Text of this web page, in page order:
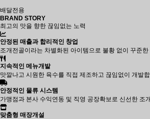
배달전용
BRAND STORY
최고의 맛을 향한 끊임없는 노력
안정된 매출과 합리적인 창업
조개전골이라는 차별화된 아이템으로 불황 없이 꾸준한
지속적인 메뉴개발
맛깔나고 시원한 육수를 직접 제조하고 끊임없이 개발합
안정적인 물류 시스템
가맹점과 본사 수익연동 및 직영 공장확보로 신선한 조
맞춤형 매장개설